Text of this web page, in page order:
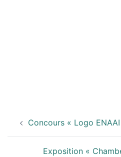
d’article
Concours « Logo
Exposition «